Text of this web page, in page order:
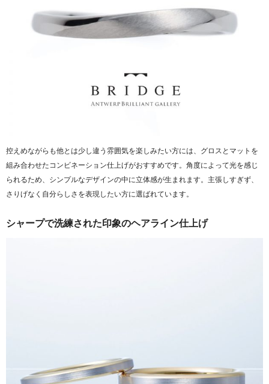
控えめながらも他とは少し違う雰囲気を楽しみたい方には、グロスとマットを
組み合わせたコンビネーション仕上げがおすすめです。角度によって光を感じ
られるため、シンプルなデザインの中に立体感が生まれます。主張しすぎず、
さりげなく自分らしさを表現したい方に選ばれています。
シャープで洗練された印象のヘアライン仕上げ